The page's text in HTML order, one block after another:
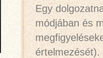
Egy
módjában és
értelmezését).